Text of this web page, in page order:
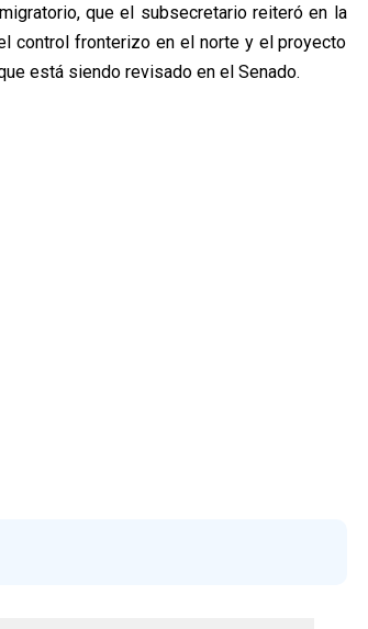
que el subsecretario reiteró en la
control fronterizo en el norte y el proyecto
está siendo revisado en el Senado.